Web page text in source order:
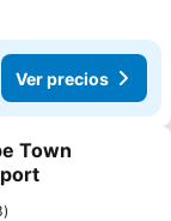
Ver precios
Town